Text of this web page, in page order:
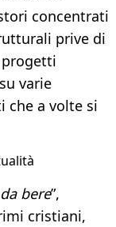
concentrati
prive di
progetti
varie
che a volte si
bere”,
cristiani,